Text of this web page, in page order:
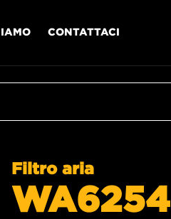
CONTATTACI
Filtro aria
WA6254